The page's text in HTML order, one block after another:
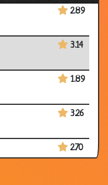
2.89
3.14
1.89
3.26
2.70